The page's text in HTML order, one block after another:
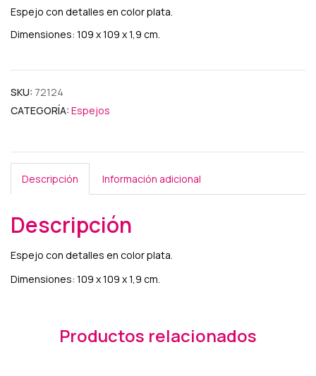
Espejo con detalles en color plata.
Dimensiones: 109 x 109 x 1,9 cm.
SKU: 72124
CATEGORÍA: Espejos
Descripción Información adicional
Descripción
Espejo con detalles en color plata.
Dimensiones: 109 x 109 x 1,9 cm.
Productos relacionados